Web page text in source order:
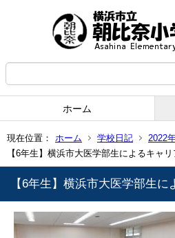
ホーム
現在位置： ホーム 学校日記
2022
【6年生】横浜市大医学部生によるキャ
【6年生】横浜市大医学部生